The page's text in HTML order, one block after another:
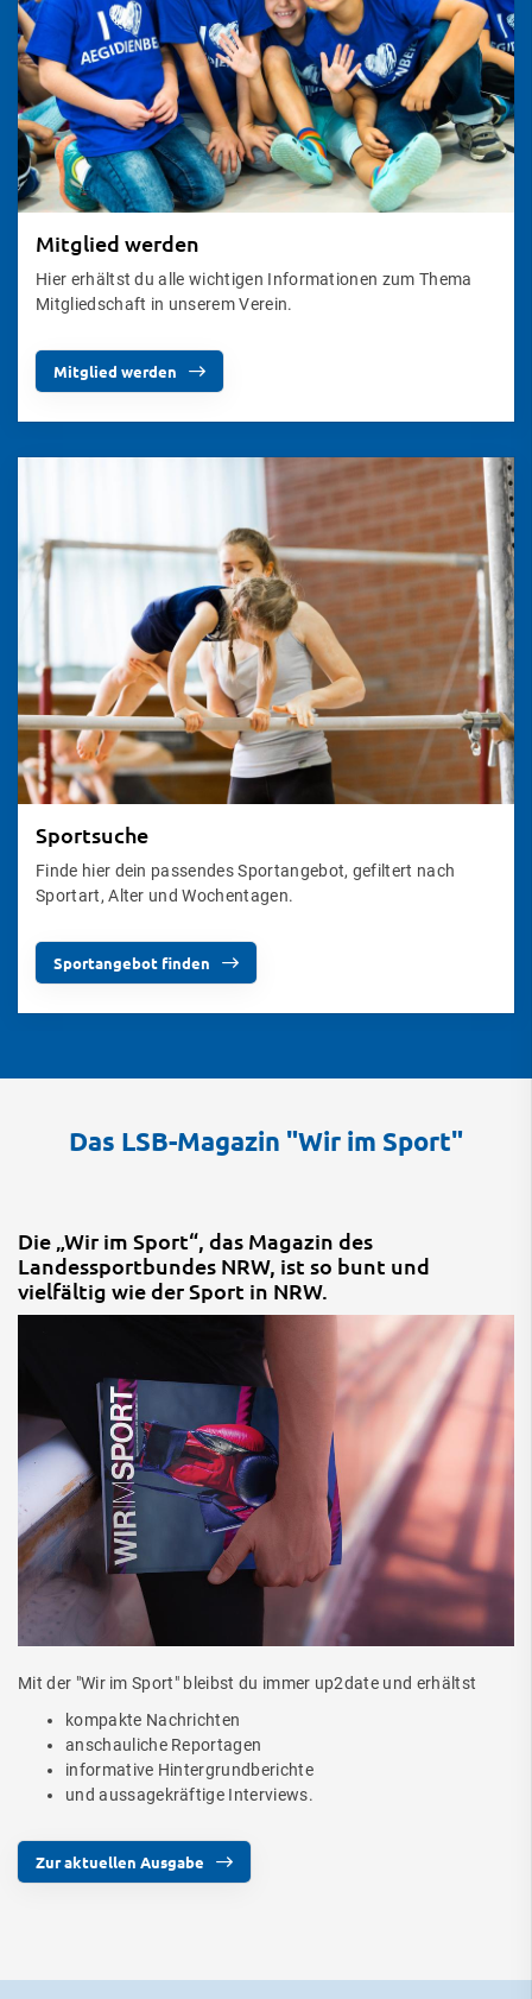
Mitglied werden
Hier erhältst du alle wichtigen Informationen zum Thema
Mitgliedschaft in unserem Verein.
Mitglied werden
Sportsuche
Finde hier dein passendes Sportangebot, gefiltert nach
Sportart, Alter und Wochentagen.
Sportangebot finden
Das LSB-Magazin "Wir im Sport"
Die „Wir im Sport“, das Magazin des
Landessportbundes NRW, ist so bunt und
vielfältig wie der Sport in NRW.
Mit der "Wir im Sport" bleibst du immer up2date und erhältst
kompakte Nachrichten
anschauliche Reportagen
informative Hintergrundberichte
und aussagekräftige Interviews.
Zur aktuellen Ausgabe